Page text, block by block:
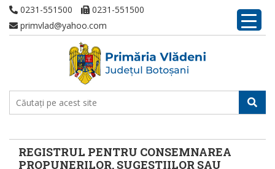
0231-551500
0231-551500
primvlad@yahoo.com
REGISTRUL PENTRU CONSEMNAREA
PROPUNERILOR, SUGESTIILOR SAU